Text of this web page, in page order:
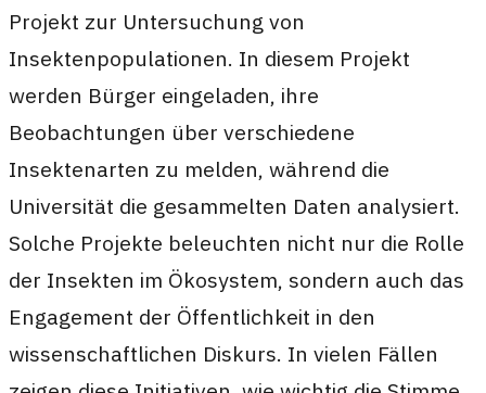
Projekt zur Untersuchung von
Insektenpopulationen. In diesem Projekt
werden Bürger eingeladen, ihre
Beobachtungen über verschiedene
Insektenarten zu melden, während die
Universität die gesammelten Daten analysiert.
Solche Projekte beleuchten nicht nur die Rolle
der Insekten im Ökosystem, sondern auch das
Engagement der Öffentlichkeit in den
wissenschaftlichen Diskurs. In vielen Fällen